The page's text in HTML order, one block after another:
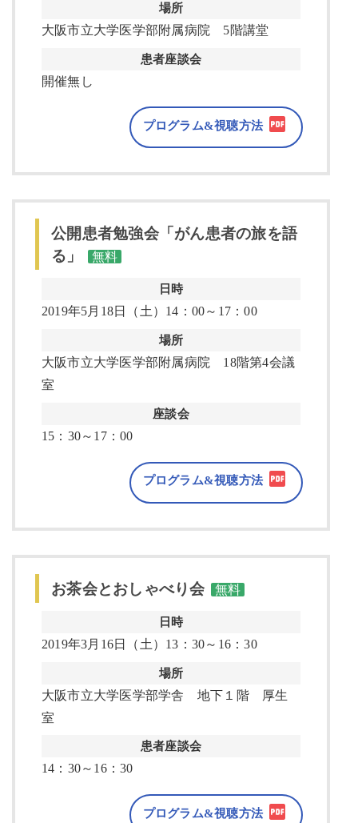
場所
大阪市立大学医学部附属病院 5階講堂
患者座談会
開催無し
プログラム&視聴方法
公開患者勉強会「がん患者の旅を語
る」
無料
日時
2019年5月18日（土）14：00～17：00
場所
大阪市立大学医学部附属病院 18階第4会議
室
座談会
15：30～17：00
プログラム&視聴方法
お茶会とおしゃべり会 無料
日時
2019年3月16日（土）13：30～16：30
場所
大阪市立大学医学部学舎 地下１階 厚生
室
患者座談会
14：30～16：30
プログラム&視聴方法